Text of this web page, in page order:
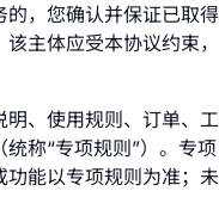
，您确认并保证已取得
主体应受本协议约束，
、使用规则、订单、工
称“专项规则”）。专项
能以专项规则为准；未